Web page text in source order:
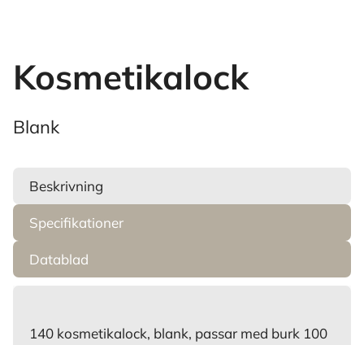
Kosmetikalock
Blank
Beskrivning
Specifikationer
Datablad
140 kosmetikalock, blank, passar med burk 100